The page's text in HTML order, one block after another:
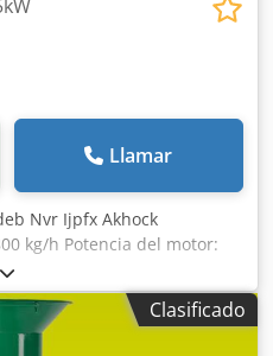
Llamar
Nvr Ijpfx Akhock
kg/h Potencia del motor:
400 V, 50 Hz (3 fases)
725 mm Anchura: 690
kg Material: 1.4301 / AISI 304
del suministro: incluye
Clasificado